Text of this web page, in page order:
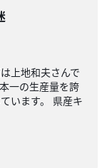
上地和夫さんで
一の生産量を誇
います。 県産キ